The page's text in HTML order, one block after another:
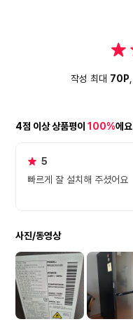
작성 최대 70P
4점 이상 상품평이 100%에요
5
빠르게 잘 설치해 주셨어요
사진/동영상